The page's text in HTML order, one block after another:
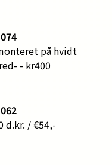
på hvidt
- kr400
d.kr. / €54,-